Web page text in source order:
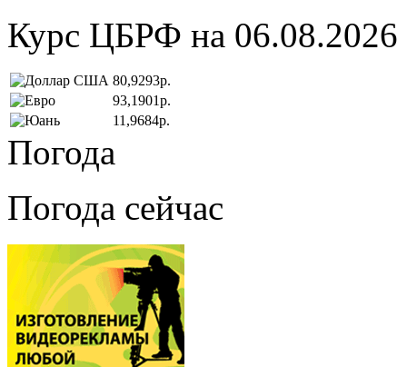
Курс ЦБРФ на 06.08.2026
80,9293р.
93,1901р.
11,9684р.
Погода
Погода сейчас